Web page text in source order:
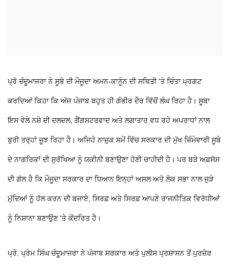
ਪ੍ਰੋ ਚੰਦੂਮਾਜਰਾ ਨੇ ਸੂਬੇ ਦੀ ਮੌਜੂਦਾ ਅਮਨ-ਕਾਨੂੰਨ ਦੀ ਸਥਿਤੀ 'ਤੇ ਚਿੰਤਾ ਪ੍ਰਗਟ
ਕਰਦਿਆਂ ਕਿਹਾ ਕਿ ਅੱਜ ਪੰਜਾਬ ਬਹੁਤ ਹੀ ਗੰਭੀਰ ਦੌਰ ਵਿੱਚੋਂ ਲੰਘ ਰਿਹਾ ਹੈ। ਸੂਬਾ
ਇਸ ਵੇਲੇ ਨਸ਼ੇ ਦੀ ਦਲਦਲ, ਗੈਂਗਸਟਰਵਾਦ ਅਤੇ ਲਗਾਤਾਰ ਵਧ ਰਹੇ ਅਪਰਾਧਾਂ ਨਾਲ
ਬੁਰੀ ਤਰ੍ਹਾਂ ਜੂਝ ਰਿਹਾ ਹੈ। ਅਜਿਹੇ ਨਾਜ਼ੁਕ ਸਮੇਂ ਵਿੱਚ ਸਰਕਾਰ ਦੀ ਮੁੱਖ ਜ਼ਿੰਮੇਵਾਰੀ ਸੂਬੇ
ਦੇ ਨਾਗਰਿਕਾਂ ਦੀ ਸੁਰੱਖਿਆ ਨੂੰ ਯਕੀਨੀ ਬਣਾਉਣਾ ਹੋਣੀ ਚਾਹੀਦੀ ਹੈ। ਪਰ ਬੜੇ ਅਫ਼ਸੋਸ
ਦੀ ਗੱਲ ਹੈ ਕਿ ਮੌਜੂਦਾ ਸਰਕਾਰ ਦਾ ਧਿਆਨ ਇਨ੍ਹਾਂ ਅਸਲ ਅਤੇ ਲੋਕ ਸਭਾ ਨਾਲ ਜੁੜੇ
ਮੁੱਦਿਆਂ ਨੂੰ ਹੱਲ ਕਰਨ ਦੀ ਬਜਾਏ, ਸਿਰਫ਼ ਅਤੇ ਸਿਰਫ਼ ਆਪਣੇ ਰਾਜਨੀਤਿਕ ਵਿਰੋਧੀਆਂ
ਨੂੰ ਨਿਸ਼ਾਨਾ ਬਣਾਉਣ 'ਤੇ ਕੇਂਦਰਿਤ ਹੈ।
ਪ੍ਰੋ. ਪ੍ਰੇਮ ਸਿੰਘ ਚੰਦੂਮਾਜਰਾ ਨੇ ਪੰਜਾਬ ਸਰਕਾਰ ਅਤੇ ਪੁਲੀਸ ਪ੍ਰਸ਼ਾਸਨ ਤੋਂ ਪੁਰਜ਼ੋਰ